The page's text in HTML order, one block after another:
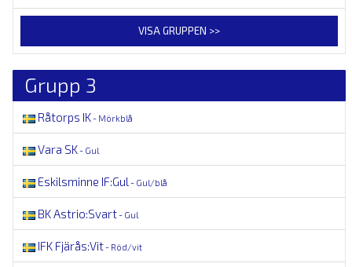
VISA GRUPPEN >>
Grupp 3
Råtorps IK- Mörkblå
Vara SK- Gul
Eskilsminne IF:Gul - Gul/blå
BK Astrio:Svart- Gul
IFK Fjärås:Vit- Röd/vit